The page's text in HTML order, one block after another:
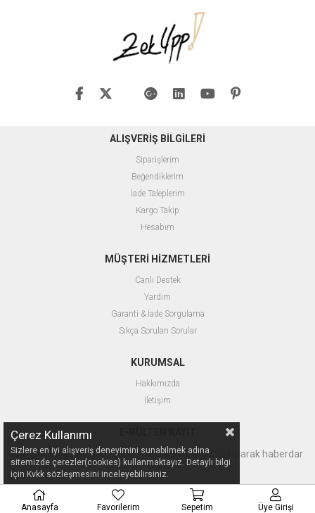
ALIŞVERİŞ BİLGİLERİ
Siparişlerim
Beğendiklerim
İade Taleplerim
Kargo Takip
Hesabım
MÜŞTERİ HİZMETLERİ
Canlı Destek
Yardım
Garanti & İade Sorgulama
Sıkça Sorulan Sorular
KURUMSAL
Hakkımızda
İletişim
Kampanyalarımızdan ve indirimlerimizden güncel olarak haberdar
olun.
Çerez Kullanımı
Sizlere en iyi alışveriş deneyimini sunabilmek adına
sitemizde çerezler(cookies) kullanmaktayız. Detaylı bilgi
için Kvkk sözleşmesini inceleyebilirsiniz.
Anasayfa Favorilerim Sepetim Üye Girişi